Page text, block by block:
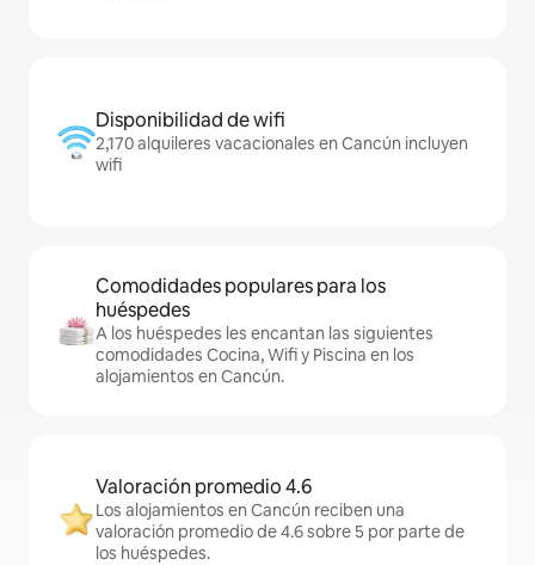
Disponibilidad de wifi
2,170 alquileres vacacionales en Cancún incluyen
wifi
Comodidades populares para los
huéspedes
A los huéspedes les encantan las siguientes
comodidades Cocina, Wifi y Piscina en los
alojamientos en Cancún.
Valoración promedio 4.6
Los alojamientos en Cancún reciben una
valoración promedio de 4.6 sobre 5 por parte de
los huéspedes.